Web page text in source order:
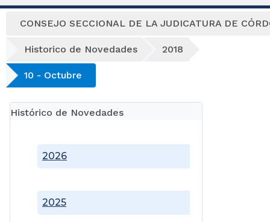
CONSEJO SECCIONAL DE LA JUDICATURA DE
Historico de Novedades 2018
10 - Octubre
Histórico de Novedades
2025
2026